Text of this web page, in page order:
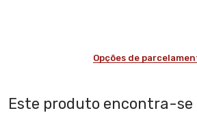
Opções de